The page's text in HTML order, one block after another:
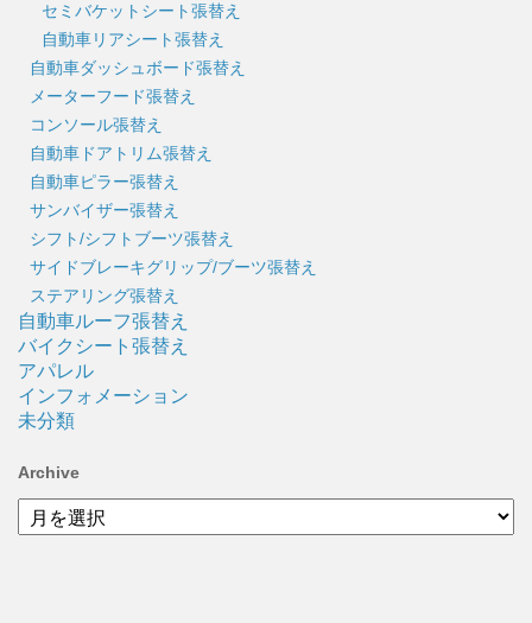
セミバケットシート張替え
自動車リアシート張替え
自動車ダッシュボード張替え
メーターフード張替え
コンソール張替え
自動車ドアトリム張替え
自動車ピラー張替え
サンバイザー張替え
シフト/シフトブーツ張替え
サイドブレーキグリップ/ブーツ張替え
ステアリング張替え
自動車ルーフ張替え
バイクシート張替え
アパレル
インフォメーション
未分類
Archive
Archive